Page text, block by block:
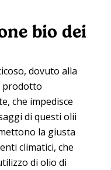
bio dei
dovuto alla
prodotto
che impedisce
di questi olii
la giusta
climatici, che
di olio di